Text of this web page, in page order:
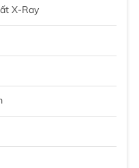
X-Ray